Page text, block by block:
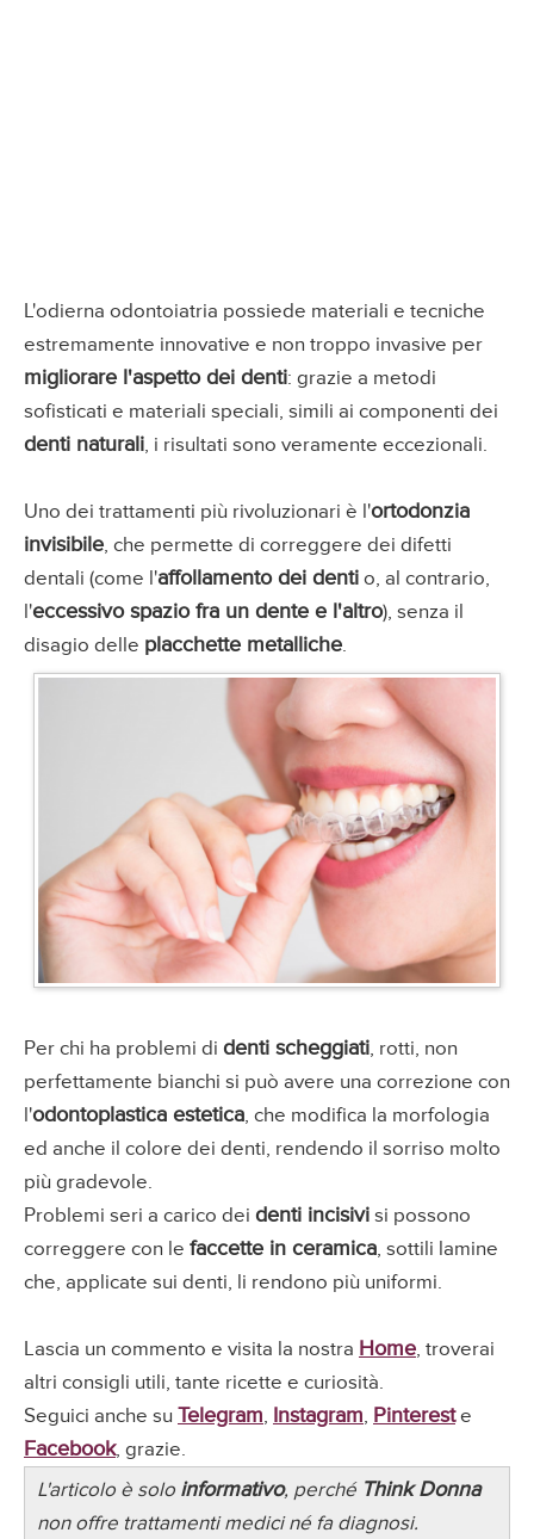
L'odierna odontoiatria possiede materiali e tecniche
estremamente innovative e non troppo invasive per
migliorare l'aspetto dei denti: grazie a metodi
sofisticati e materiali speciali, simili ai componenti dei
denti naturali, i risultati sono veramente eccezionali.
Uno dei trattamenti più rivoluzionari è l'ortodonzia
invisibile, che permette di correggere dei difetti
dentali (come l'affollamento dei denti o, al contrario,
l'eccessivo spazio fra un dente e l'altro), senza il
disagio delle placchette metalliche.
Per chi ha problemi di denti scheggiati, rotti, non
perfettamente bianchi si può avere una correzione con
l'odontoplastica estetica, che modifica la morfologia
ed anche il colore dei denti, rendendo il sorriso molto
più gradevole.
Problemi seri a carico dei denti incisivi si possono
correggere con le faccette in ceramica, sottili lamine
che, applicate sui denti, li rendono più uniformi.
Lascia un commento e visita la nostra Home, troverai
altri consigli utili, tante ricette e curiosità.
Seguici anche su Telegram, Instagram, Pintereste
Facebook, grazie.
L'articolo è solo informativo, perché Think Donna
non offre trattamenti medici né fa diagnosi.